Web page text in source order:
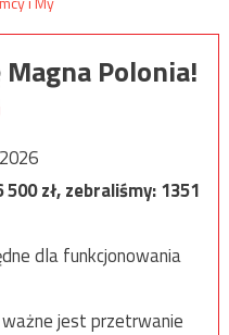
Polonia!
500zł, zebraliśmy:1351
dla funkcjonowania
jest przetrwanie